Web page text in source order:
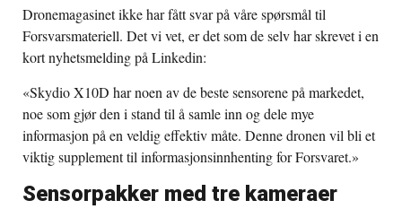
Dronemagasinet ikke har fått svar på våre spørsmål til
Forsvarsmateriell. Det vi vet, er det som de selv har skrevet i en
kort nyhetsmelding på Linkedin:
«Skydio X10D har noen av de beste sensorene på markedet,
noe som gjør den i stand til å samle inn og dele mye
informasjon på en veldig effektiv måte. Denne dronen vil bli et
viktig supplement til informasjonsinnhenting for Forsvaret.»
Sensorpakker med tre kameraer